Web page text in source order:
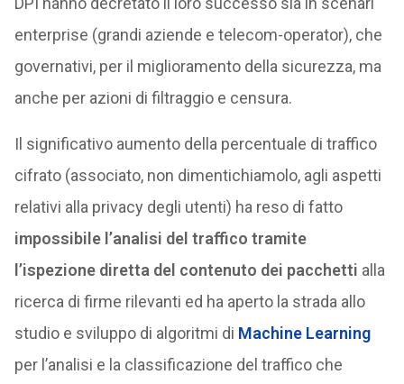
enterprise (grandi aziende e telecom-operator), che
governativi, per il miglioramento della sicurezza, ma
anche per azioni di filtraggio e censura.
Il significativo aumento della percentuale di traffico
cifrato (associato, non dimentichiamolo, agli aspetti
relativi alla privacy degli utenti) ha reso di fatto
impossibile l’analisi del traffico tramite
l’ispezione diretta del contenuto dei pacchetti alla
ricerca di firme rilevanti ed ha aperto la strada allo
studio e sviluppo di algoritmi di Machine Learning
per l’analisi e la classificazione del traffico che